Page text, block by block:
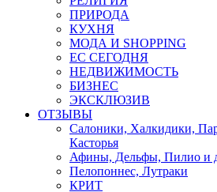
ПРИРОДА
КУХНЯ
МОДА И SHOPPING
ЕС СЕГОДНЯ
НЕДВИЖИМОСТЬ
БИЗНЕС
ЭКСКЛЮЗИВ
ОТЗЫВЫ
Салоники, Халкидики,
Касторья
Афины, Дельфы, Пилио и
Пелопоннес, Лутраки
КРИТ